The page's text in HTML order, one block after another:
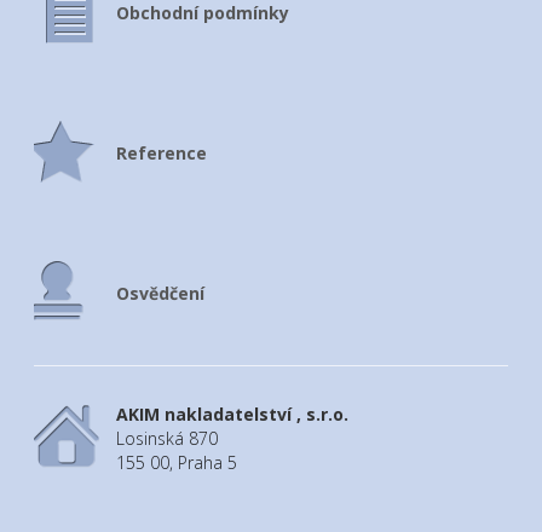
Obchodní podmínky
Reference
Osvědčení
AKIM nakladatelství , s.r.o.
Losinská 870
155 00, Praha 5